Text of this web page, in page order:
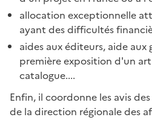
allocation exceptionnelle
ayant des difficultés
aides aux éditeurs, aide aux
première exposition d'un
catalogue....
Enfin, il coordonne les avis
de la direction régionale des